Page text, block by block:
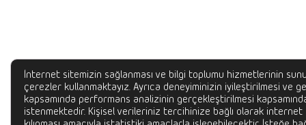
İnternet sitemizin sağlanması ve bilgi toplumu hizmetlerinin
çerezler kullanmaktayız. Ayrıca deneyiminizin iyileştirilmesi ve
kapsamında performans analizinin gerçekleştirilmesi
istenmektedir. Kişisel verileriniz tercihinize bağlı olarak internet